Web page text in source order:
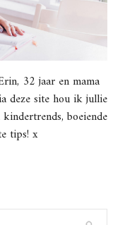
32 jaar en mama
deze site hou ik jullie
boeiende
tips! x